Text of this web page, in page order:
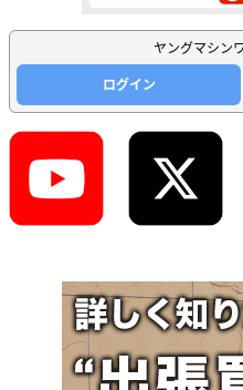
ヤングマシン
ログイン